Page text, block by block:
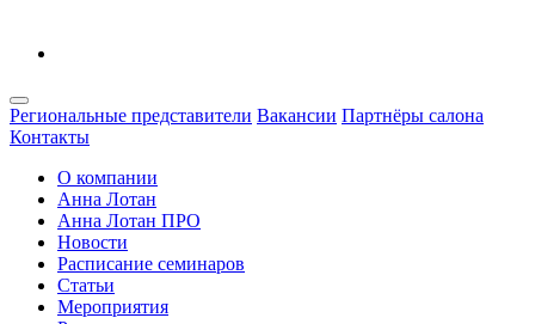
Региональные представители Вакансии Партнёры салона
Контакты
О компании
Анна Лотан
Анна Лотан ПРО
Новости
Расписание семинаров
Статьи
Мероприятия